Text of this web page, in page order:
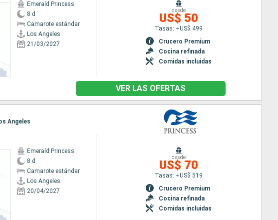
Emerald Princess
8 d
Camarote estándar
Los Angeles
21/03/2027
desde
US$ 50
Tasas: +US$ 499
Crucero Premium
Cocina refinada
Comidas incluidas
VER LAS OFERTAS
Angeles
Emerald Princess
8 d
Camarote estándar
Los Angeles
20/04/2027
desde
US$ 70
Tasas: +US$ 519
Crucero Premium
Cocina refinada
Comidas incluidas